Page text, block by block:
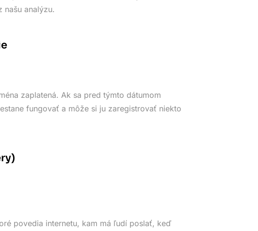
našu analýzu.
zaplatená. Ak sa pred týmto dátumom
fungovať a môže si ju zaregistrovať niekto
povedia internetu, kam má ľudí poslať, keď